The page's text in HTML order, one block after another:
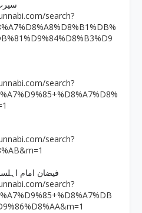
��
search?
search?
search?
�� فیضان امام
search?